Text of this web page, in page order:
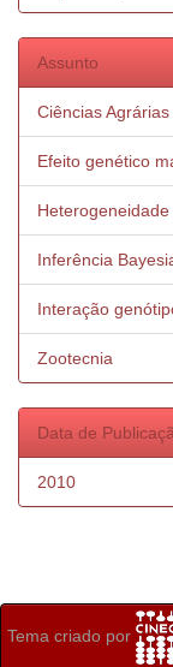
Assunto
Ciências Agrárias
Efeito genético
Heterogeneidade
Inferência
Interação
Zootecnia
Data de
2010
Tema criado por